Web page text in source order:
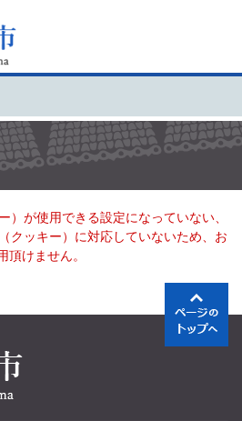
）が使用できる設定になっていない、
クッキー）に対応していないため、お
頂けません。